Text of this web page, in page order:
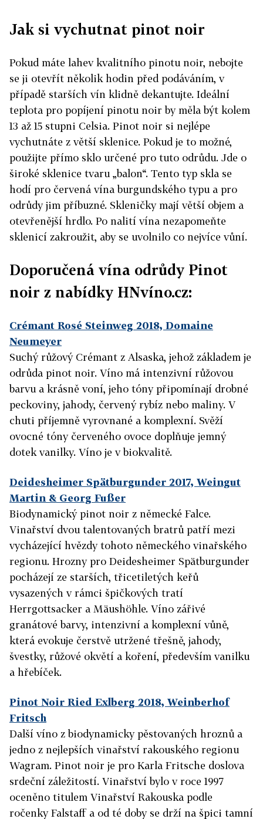
Jak si vychutnat pinot noir
Pokud máte lahev kvalitního pinotu noir, nebojte
se ji otevřít několik hodin před podáváním, v
případě starších vín klidně dekantujte. Ideální
teplota pro popíjení pinotu noir by měla být kolem
13 až 15 stupni Celsia. Pinot noir si nejlépe
vychutnáte z větší sklenice. Pokud je to možné,
použijte přímo sklo určené pro tuto odrůdu. Jde o
široké sklenice tvaru „balon“. Tento typ skla se
hodí pro červená vína burgundského typu a pro
odrůdy jim příbuzné. Skleničky mají větší objem a
otevřenější hrdlo. Po nalití vína nezapomeňte
sklenicí zakroužit, aby se uvolnilo co nejvíce vůní.
Doporučená vína odrůdy Pinot
noir z nabídky HNvíno.cz:
Crémant Rosé Steinweg 2018, Domaine
Neumeyer
Suchý růžový Crémant z Alsaska, jehož základem je
odrůda pinot noir. Víno má intenzivní růžovou
barvu a krásně voní, jeho tóny připomínají drobné
peckoviny, jahody, červený rybíz nebo maliny. V
chuti příjemně vyrovnané a komplexní. Svěží
ovocné tóny červeného ovoce doplňuje jemný
dotek vanilky. Víno je v biokvalitě.
Deidesheimer Spätburgunder 2017, Weingut
Martin & Georg Fußer
Biodynamický pinot noir z německé Falce.
Vinařství dvou talentovaných bratrů patří mezi
vycházející hvězdy tohoto německého vinařského
regionu. Hrozny pro Deidesheimer Spätburgunder
pocházejí ze starších, třicetiletých keřů
vysazených v rámci špičkových tratí
Herrgottsacker a Mäushöhle. Víno zářivé
granátové barvy, intenzivní a komplexní vůně,
která evokuje čerstvě utržené třešně, jahody,
švestky, růžové okvětí a koření, především vanilku
a hřebíček.
Pinot Noir Ried Exlberg 2018, Weinberhof
Fritsch
Další víno z biodynamicky pěstovaných hroznů a
jedno z nejlepších vinařství rakouského regionu
Wagram. Pinot noir je pro Karla Fritsche doslova
srdeční záležitostí. Vinařství bylo v roce 1997
oceněno titulem Vinařství Rakouska podle
ročenky Falstaff a od té doby se drží na špici tamní